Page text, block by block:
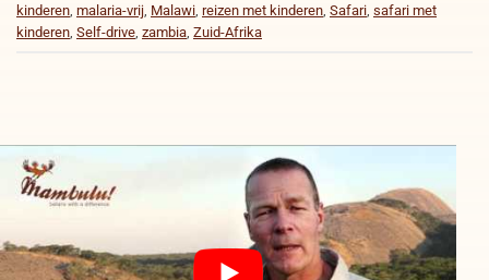
kinderen malaria-vrij Malawi reizen met kinderen Safari safari met
kinderen Self-drive zambia Zuid-Afrika